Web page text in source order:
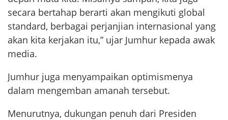
secara bertahap berarti akan mengikuti global
standard, berbagai perjanjian internasional yang
akan kita kerjakan itu,” ujar Jumhur kepada awak
media.
Jumhur juga menyampaikan optimismenya
dalam mengemban amanah tersebut.
Menurutnya, dukungan penuh dari Presiden